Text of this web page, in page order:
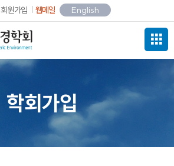
회원가입 웹메일 English
학회가입